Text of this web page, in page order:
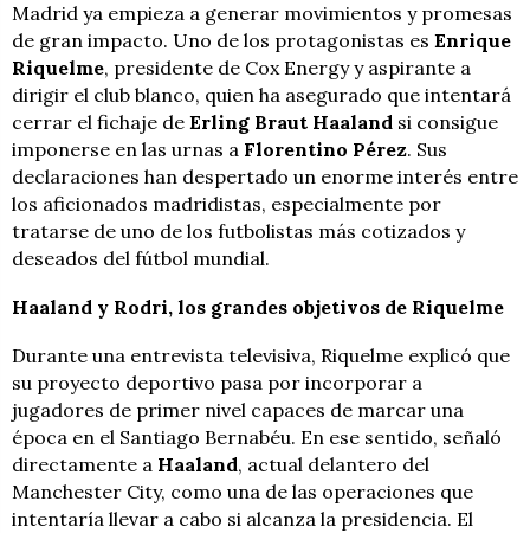
Madrid ya empieza a generar movimientos y promesas
de gran impacto. Uno de los protagonistas es Enrique
Riquelme, presidente de Cox Energy y aspirante a
dirigir el club blanco, quien ha asegurado que intentará
cerrar el fichaje de Erling Braut Haaland si consigue
imponerse en las urnas a Florentino Pérez. Sus
declaraciones han despertado un enorme interés entre
los aficionados madridistas, especialmente por
tratarse de uno de los futbolistas más cotizados y
deseados del fútbol mundial.
Haaland y Rodri, los grandes objetivos de Riquelme
Durante una entrevista televisiva, Riquelme explicó que
su proyecto deportivo pasa por incorporar a
jugadores de primer nivel capaces de marcar una
época en el Santiago Bernabéu. En ese sentido, señaló
directamente a Haaland, actual delantero del
Manchester City, como una de las operaciones que
intentaría llevar a cabo si alcanza la presidencia. El